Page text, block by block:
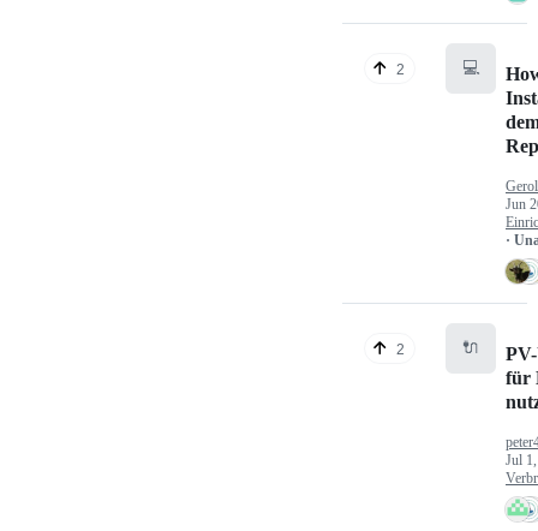
2 💻
Jun
·
2 🔌
für
Jul